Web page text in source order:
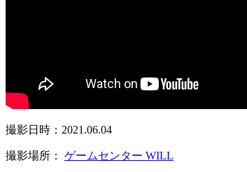
撮影日時：2021.06.04
撮影場所： ゲームセンター WILL